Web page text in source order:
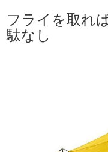
フライを取れ
駄なし